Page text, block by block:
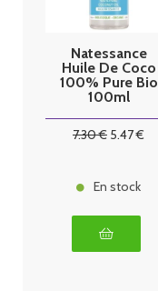
Natessance
Huile De Coco
100% Pure Bio
100ml
7.30€ 5.47€
En stock